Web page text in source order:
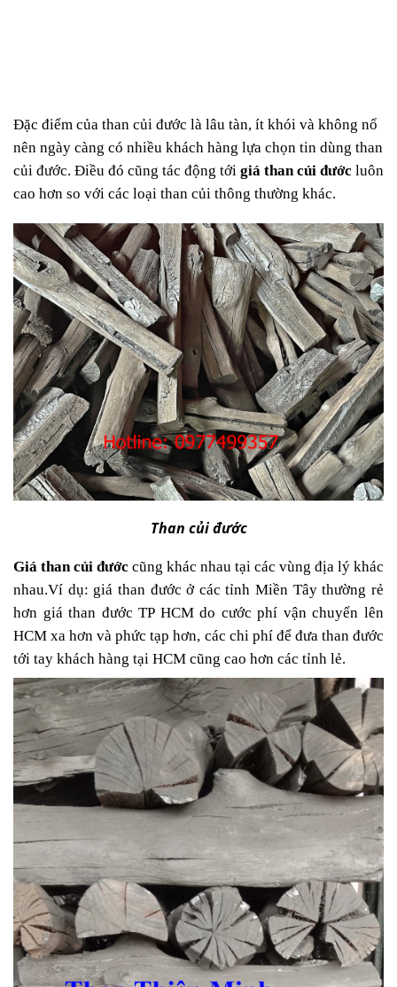
Đặc điểm của than củi đước là lâu tàn, ít khói và không nổ
nên ngày càng có nhiều khách hàng lựa chọn tin dùng than
củi đước. Điều đó cũng tác động tới giá than củi đước luôn
cao hơn so với các loại than củi thông thường khác.
Than củi đước
Giá than củi đước cũng khác nhau tại các vùng địa lý khác
nhau.Ví dụ: giá than đước ở các tỉnh Miền Tây thường rẻ
hơn giá than đước TP HCM do cước phí vận chuyển lên
HCM xa hơn và phức tạp hơn, các chi phí để đưa than đước
tới tay khách hàng tại HCM cũng cao hơn các tỉnh lẻ.